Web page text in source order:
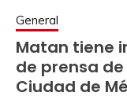
General
Matan tiene
de prensa
Ciudad de